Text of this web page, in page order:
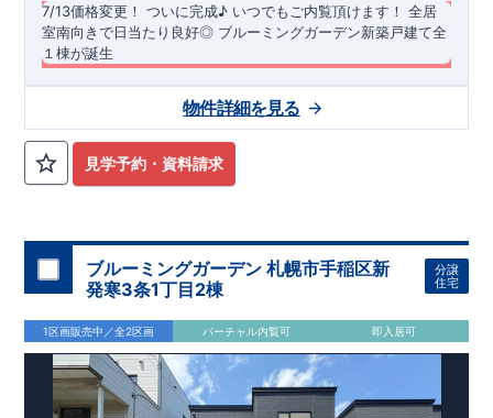
7/13価格変更！ ​ついに完成♪ いつでもご内覧頂けます！ ​全居
室南向きで日当たり良好◎ ブルーミングガーデン新築戸建て全
１棟が誕生
​ ​全居室南向き＆南道路で日当たり良好な物件です◎ カー
約3分！ ​ おしゃれな折上天井をリビングと主寝室に採用！（リ
ビング：見せ梁付き折上天井、主寝室：間接照明付き折上天
計画ポイント｜住宅にまつわるコラム| 東栄住宅の新築一戸建
て、分譲住宅
​
​こだわりの内装・仕様を施した、オシャレなリビングがござい
ます♪ ​折上天井、アクセントクロス、キッチンのポップアップ
天井、を採用！是非ご内覧ください♪ ​ ​キッチンスペース広々！
可動棚４段付きで食品等の収納ができます！ ​ 2階南側に​ワイド
バルコニーを採用！２部屋から行き来可能で洗濯物もたっぷり
干せます♪ ​ ​ ​​＜設備・仕様＞ ​​■玄関ドア…タグキーやスマート
フォン​アプリで開閉可能仕様です♪
◆ 周辺環境◆
【教育施設】
◎ 厚木市立 上荻野小学校 約1200ｍ(徒歩約18
2400m(徒歩約35分)【買物施設】◎ たからやフレサ上荻野店
約950m(徒歩約16分) ◎ クリエイトS・D厚木上荻野店 約
1000m(徒歩約17分)【その他施設】 ◎ 厚木上荻野郵便局 約
750m(徒歩約12分)
◎ まつかげ台中公園 約190m(徒歩約3分)
オプション商品のご紹介
網戸（全窓）
​建物引渡日の20日前までにお申込みいただくと特
別価格
でご案内 ​お引渡し前に工事を済ませることが可能です。
住宅設備機器修理サービス ​建物引渡日までにお申し込みいただ
くと早割価格でご案内 ​キッチン／トイレ／バス／給湯器／洗面
化粧台／インターホン 設備機器の​15年保証サービスへの加入が
おすすめです！
東栄ホームサービス株式会社
なら、 ​エアコン・フロアコーティ
ング・カーテンレール・カップボード・TVアンテナ 等もご紹
住宅性能評価 W取得(設計・建設)
■第三者機関が設計・建物検査(全四回)を実施 ■税制優遇あり
4分野6項目で最高等級を取得!
□ 構造の安定 (耐風等級2・耐震等級3) □ 劣化の軽減 (劣化対
策等級3) □ 維持管理への配慮 (維持管理対策等級3) □ 空気環
快適に長く住める住宅
見学予約・資料請求
物件詳細を見る
ブルーミングガーデン 札幌市手稲区新
発寒3条1丁目2棟
分譲
住宅
1区画販売中／全2区画 バーチャル内覧可 即入居可